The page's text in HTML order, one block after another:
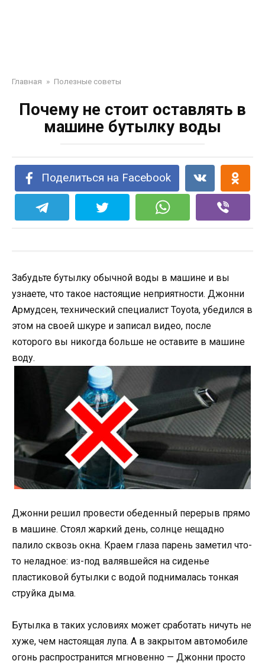
Главная » Полезные советы
Почему не стоит оставлять в
машине бутылку воды
Поделиться на Facebook
Забудьте бутылку обычной воды в машине и вы
узнаете, что такое настоящие неприятности. Джонни
Армудсен, технический специалист Toyota, убедился в
этом на своей шкуре и записал видео, после
которого вы никогда больше не оставите в машине
воду.
Джонни решил провести обеденный перерыв прямо
в машине. Стоял жаркий день, солнце нещадно
палило сквозь окна. Краем глаза парень заметил что-
то неладное: из-под валявшейся на сиденье
пластиковой бутылки с водой поднималась тонкая
струйка дыма.
Бутылка в таких условиях может сработать ничуть не
хуже, чем настоящая лупа. А в закрытом автомобиле
огонь распространится мгновенно — Джонни просто